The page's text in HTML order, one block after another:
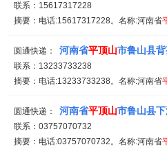
联系：15617317228
摘要：电话:15617317228。名称:河南省
圆通快递： 河南省平顶山市鲁山县
联系：13233733238
摘要：电话:13233733238。名称:河南省
圆通快递： 河南省平顶山市鲁山县
联系：03757070732
摘要：电话:03757070732。名称:河南省